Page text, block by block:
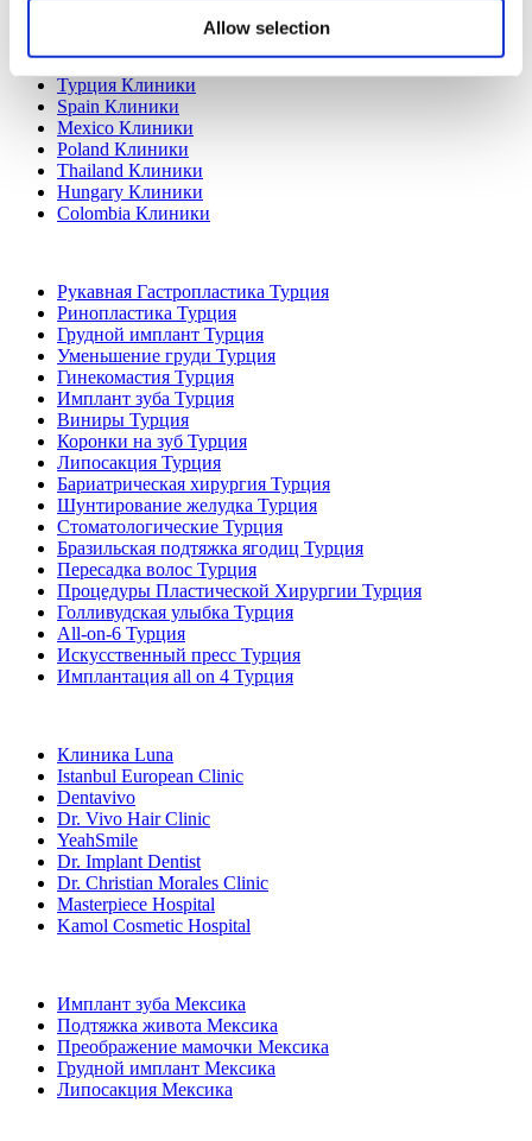
Allow selection
Турция Клиники
Spain Клиники
Mexico Клиники
Poland Клиники
Thailand Клиники
Hungary Клиники
Colombia Клиники
Рукавная Гастропластика Турция
Ринопластика Турция
Грудной имплант Турция
Уменьшение груди Турция
Гинекомастия Турция
Имплант зуба Турция
Виниры Турция
Коронки на зуб Турция
Липосакция Турция
Бариатрическая хирургия Турция
Шунтирование желудка Турция
Стоматологические Турция
Бразильская подтяжка ягодиц Турция
Пересадка волос Турция
Процедуры Пластической Хирургии Турция
Голливудская улыбка Турция
All-on-6 Турция
Искусственный пресс Турция
Имплантация all on 4 Турция
Клиника Luna
Istanbul European Clinic
Dentavivo
Dr. Vivo Hair Clinic
YeahSmile
Dr. Implant Dentist
Dr. Christian Morales Clinic
Masterpiece Hospital
Kamol Cosmetic Hospital
Имплант зуба Мексика
Подтяжка живота Мексика
Преображение мамочки Мексика
Грудной имплант Мексика
Липосакция Мексика